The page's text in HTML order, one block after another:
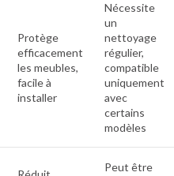
Protège
efficacement
les meubles,
facile à
installer
Nécessite
un
nettoyage
régulier,
compatible
uniquement
avec
certains
modèles
Peut être